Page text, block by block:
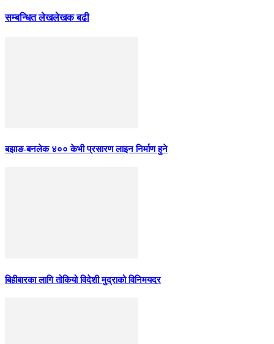
सम्बन्धित लेखलेखक बढी
बझाङ-बनलेक ४०० केभी प्रसारण लाइन निर्माण हुने
बिहीबारका लागि तोकियो विदेशी मुद्राको विनिमयदर